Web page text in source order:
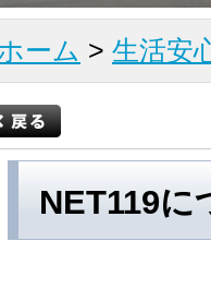
ーム > 生活安
NET119に